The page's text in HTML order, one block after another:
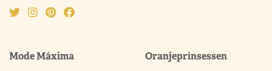
Mode Máxima Oranjeprinsessen